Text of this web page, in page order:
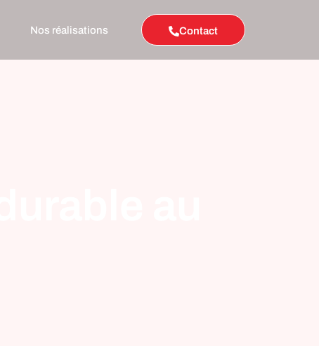
Nos réalisations Contact